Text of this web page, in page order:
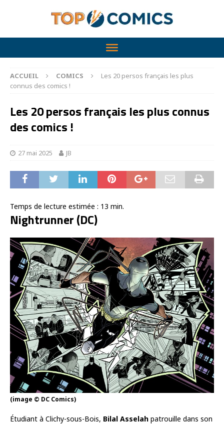
ACCUEIL COMICS
Les 20 persos français les plus
connus des comics !
Les 20 persos français les plus connus
des comics !
27 mai 2025 JB
Temps de lecture estimée : 13 min.
Nightrunner (DC)
(image © DC Comics)
Étudiant à Clichy-sous-Bois, Bilal Asselah patrouille dans son